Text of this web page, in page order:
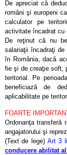
De apreciat că
români şi europeni
calculator pe
activitate încadrat cu
De reţinut că nu
salariaţii încadraţi
în România, dacă
fie şi de creaţie soft,
teritorial. Pe
beneficiază de
aplicabilitate pe
FOARTE
Ordonanţa transferă
angajatorului şi
(Text de lege) Art 3
conducere abilitat